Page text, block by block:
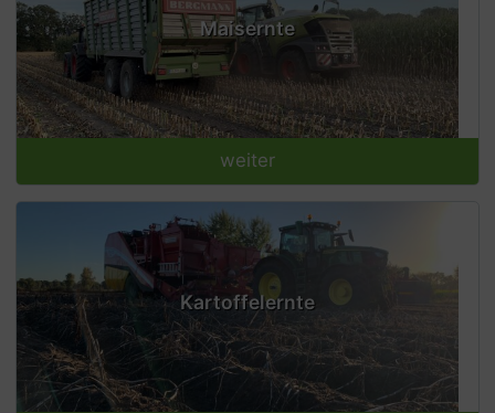
Maisernte
weiter
Kartoffelernte